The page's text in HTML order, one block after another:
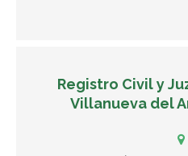
Registro Civil y
Villanueva del